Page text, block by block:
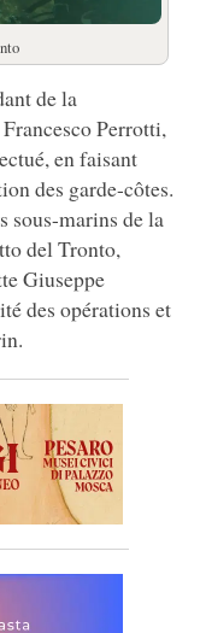
de la
Perrotti,
en faisant
des garde-côtes.
sous-marins de la
del Tronto,
Giuseppe
des opérations et